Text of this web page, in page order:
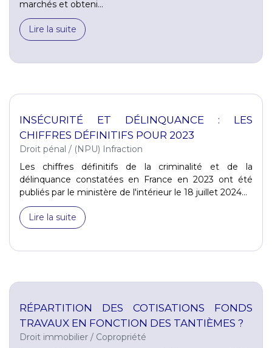
marchés et obteni...
Lire la suite
INSÉCURITÉ ET DÉLINQUANCE : LES
CHIFFRES DÉFINITIFS POUR 2023
Droit pénal / (NPU) Infraction
Les chiffres définitifs de la criminalité et de la
délinquance constatées en France en 2023 ont été
publiés par le ministère de l'intérieur le 18 juillet 2024...
Lire la suite
RÉPARTITION DES COTISATIONS FONDS
TRAVAUX EN FONCTION DES TANTIÈMES ?
Droit immobilier / Copropriété